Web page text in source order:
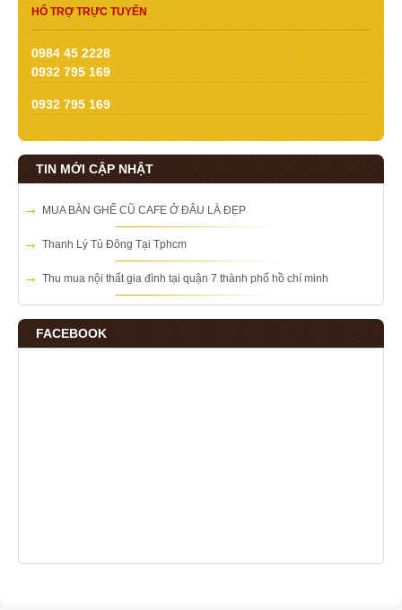
HỔ TRỢ TRỰC TUYẾN
0984 45 2228
0932 795 169
0932 795 169
TIN MỚI CẬP NHẬT
MUA BÀN GHẾ CŨ CAFE Ở ĐÂU LÀ ĐẸP
Thanh Lý Tủ Đông Tại Tphcm
Thu mua nội thất gia đình tại quận 7 thành phố hồ chí minh
FACEBOOK